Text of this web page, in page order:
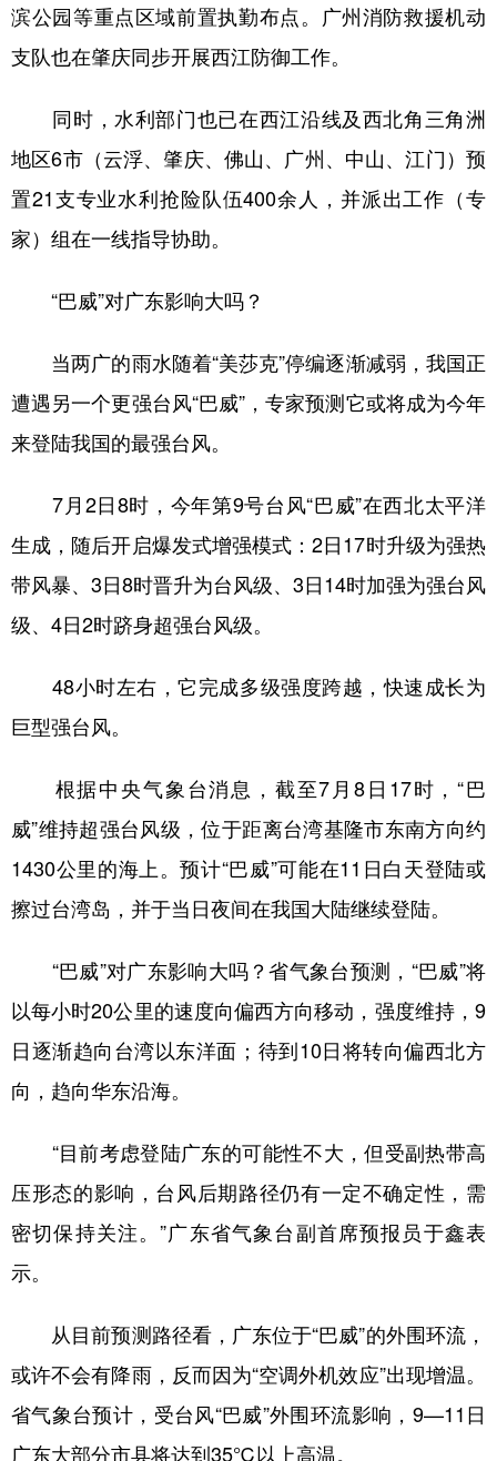
滨公园等重点区域前置执勤布点。广州消防救援机动
支队也在肇庆同步开展西江防御工作。
同时，水利部门也已在西江沿线及西北角三角洲
地区6市（云浮、肇庆、佛山、广州、中山、江门）预
置21支专业水利抢险队伍400余人，并派出工作（专
家）组在一线指导协助。
“巴威”对广东影响大吗？
当两广的雨水随着“美莎克”停编逐渐减弱，我国正
遭遇另一个更强台风“巴威”，专家预测它或将成为今年
来登陆我国的最强台风。
7月2日8时，今年第9号台风“巴威”在西北太平洋
生成，随后开启爆发式增强模式：2日17时升级为强热
带风暴、3日8时晋升为台风级、3日14时加强为强台风
级、4日2时跻身超强台风级。
48小时左右，它完成多级强度跨越，快速成长为
巨型强台风。
根据中央气象台消息，截至7月8日17时，“巴
威”维持超强台风级，位于距离台湾基隆市东南方向约
1430公里的海上。预计“巴威”可能在11日白天登陆或
擦过台湾岛，并于当日夜间在我国大陆继续登陆。
“巴威”对广东影响大吗？省气象台预测，“巴威”将
以每小时20公里的速度向偏西方向移动，强度维持，9
日逐渐趋向台湾以东洋面；待到10日将转向偏西北方
向，趋向华东沿海。
“目前考虑登陆广东的可能性不大，但受副热带高
压形态的影响，台风后期路径仍有一定不确定性，需
密切保持关注。”广东省气象台副首席预报员于鑫表
示。
从目前预测路径看，广东位于“巴威”的外围环流，
或许不会有降雨，反而因为“空调外机效应”出现增温。
省气象台预计，受台风“巴威”外围环流影响，9—11日
广东大部分市县将达到35℃以上高温。